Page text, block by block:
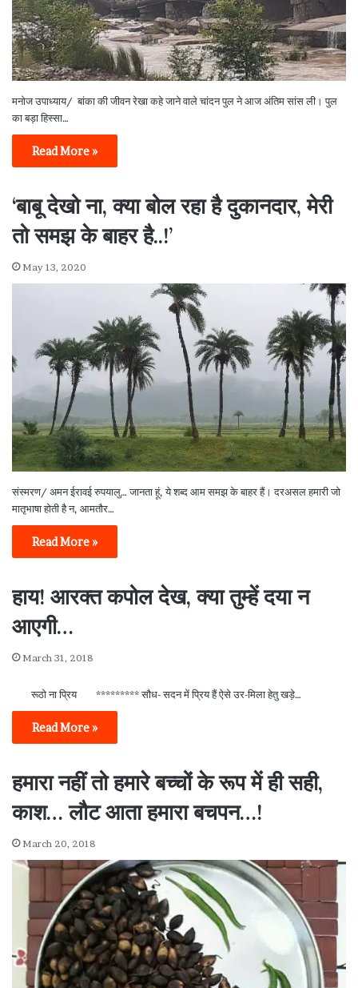
मनोज उपाध्याय/ बांका की जीवन रेखा कहे जाने वाले चांदन पुल ने आज अंतिम सांस ली। पुल
का बड़ा हिस्सा…
Read More »
‘बाबू देखो ना, क्या बोल रहा है दुकानदार, मेरी
तो समझ के बाहर है..!’
May 13, 2020
संस्मरण/ अमन ईरावई रुपयालु… जानता हूं, ये शब्द आम समझ के बाहर हैं। दरअसल हमारी जो
मातृभाषा होती है न, आमतौर…
Read More »
हाय! आरक्त कपोल देख, क्या तुम्हें दया न
आएगी…
March 31, 2018
रूठो ना प्रिय ********* सौध- सदन में प्रिय हैं ऐसे उर-मिला हेतु खड़े…
Read More »
हमारा नहीं तो हमारे बच्चों के रूप में ही सही,
काश… लौट आता हमारा बचपन…!
March 20, 2018